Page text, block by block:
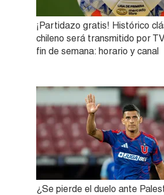
¡Partidazo gratis! Histórico
chileno será transmitido por
fin de semana: horario y canal
¿Se pierde el duelo ante